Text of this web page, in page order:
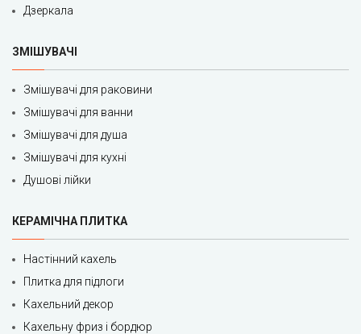
Дзеркала
ЗМІШУВАЧІ
Змішувачі для раковини
Змішувачі для ванни
Змішувачі для душа
Змішувачі для кухні
Душові лійки
КЕРАМІЧНА ПЛИТКА
Настінний кахель
Плитка для підлоги
Кахельний декор
Кахельну фриз і бордюр